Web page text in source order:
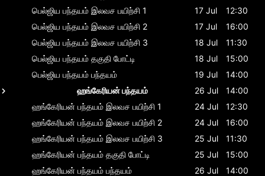
பெல்ஜிய பந்தயம் இலவச பயிற்சி 1 17 Jul
12:30
பெல்ஜிய பந்தயம் இலவச பயிற்சி 2 17 Jul
16:00
பெல்ஜிய பந்தயம் இலவச பயிற்சி 3 18 Jul
11:30
பெல்ஜிய பந்தயம் தகுதி போட்டி 18 Jul
15:00
பெல்ஜிய பந்தயம் பந்தயம் 19 Jul
14:00
ஹங்கேரியன் பந்தயம்
26 Jul
14:00
ஹங்கேரியன் பந்தயம் இலவச பயிற்சி 1 24 Jul
12:30
ஹங்கேரியன் பந்தயம் இலவச பயிற்சி 2 24 Jul
16:00
ஹங்கேரியன் பந்தயம் இலவச பயிற்சி 3 25 Jul
11:30
ஹங்கேரியன் பந்தயம் தகுதி போட்டி 25 Jul
15:00
ஹங்கேரியன் பந்தயம் பந்தயம் 26 Jul
14:00